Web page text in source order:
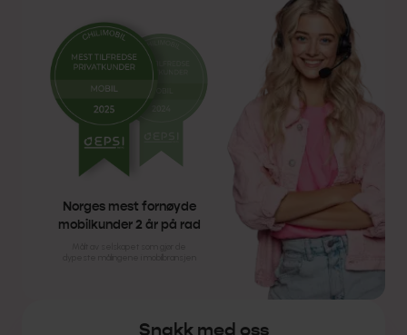
Snakk med oss
Norges mest fornøyde
mobilkunder 2 år på rad